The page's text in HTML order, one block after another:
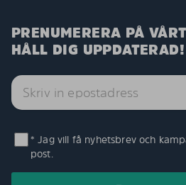
PRENUMERERA PÅ
HÅLL DIG UPPDATERAD!
* Jag vill få nyhetsbrev och
post.